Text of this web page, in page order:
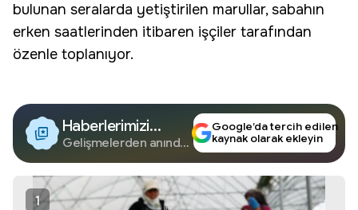
bulunan seralarda yetiştirilen marullar, sabahın
erken saatlerinden itibaren işçiler tarafından
özenle toplanıyor.
Haberlerimizi
Google'da Takip
Edin
Gelişmelerden anında
Google’da tercih edilen
kaynak olarak ekleyin
1